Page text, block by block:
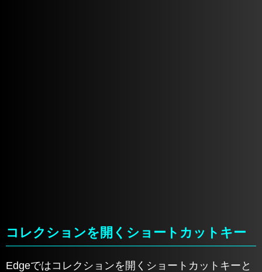
コレクションを開くショートカットキー
Edgeではコレクションを開くショートカットキーと